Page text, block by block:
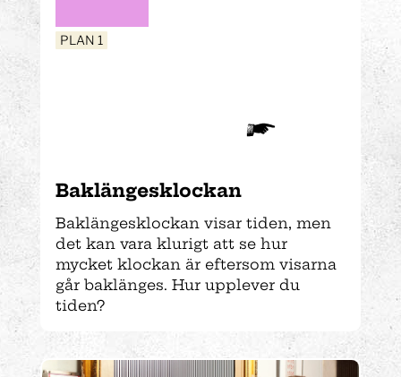
Baklängesklockan
PLAN 1
Baklängesklockan visar tiden, men
det kan vara klurigt att se hur
mycket klockan är eftersom visarna
går baklänges. Hur upplever du
tiden?